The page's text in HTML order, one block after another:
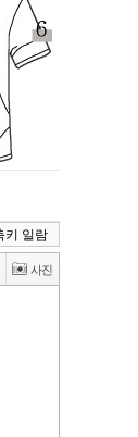
키 일람